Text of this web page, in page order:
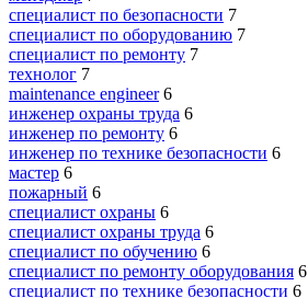
специалист по безопасности 7
специалист по оборудованию 7
специалист по ремонту 7
технолог 7
maintenance engineer 6
инженер охраны труда 6
инженер по ремонту 6
инженер по технике безопасности 6
мастер 6
пожарный 6
специалист охраны 6
специалист охраны труда 6
специалист по обучению 6
специалист по ремонту оборудования 6
специалист по технике безопасности 6